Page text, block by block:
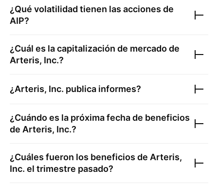
¿Qué volatilidad tienen las acciones de
AIP?
¿Cuál es la capitalización de mercado de
Arteris, Inc.?
¿Arteris, Inc. publica informes?
¿Cuándo es la próxima fecha de beneficios
de Arteris, Inc.?
¿Cuáles fueron los beneficios de Arteris,
Inc. el trimestre pasado?